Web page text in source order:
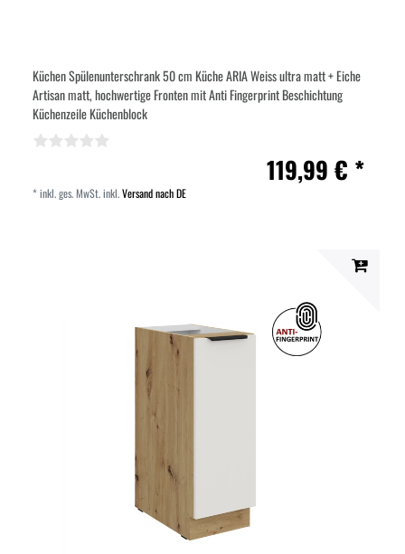
Küchen Spülenunterschrank 50 cm Küche ARIA Weiss ultra matt + Eiche
Artisan matt, hochwertige Fronten mit Anti Fingerprint Beschichtung
Küchenzeile Küchenblock
119,99 € *
*inkl. ges. MwSt.inkl.Versand nach DE